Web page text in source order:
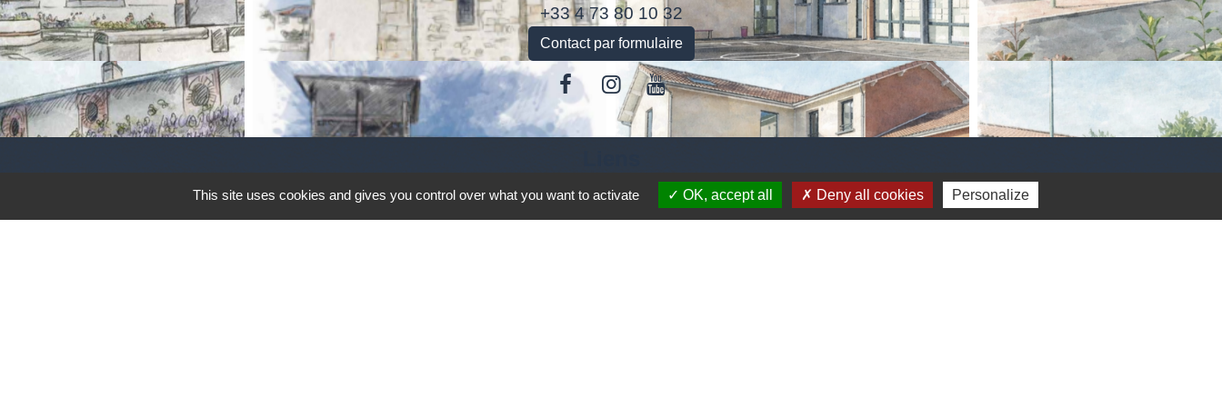
+33 4 73 80 10 32
Contact par formulaire
Accédez aux démarches en ligne
This site uses cookies and gives you control over what you want to activate OK, accept all Deny all cookies Personalize